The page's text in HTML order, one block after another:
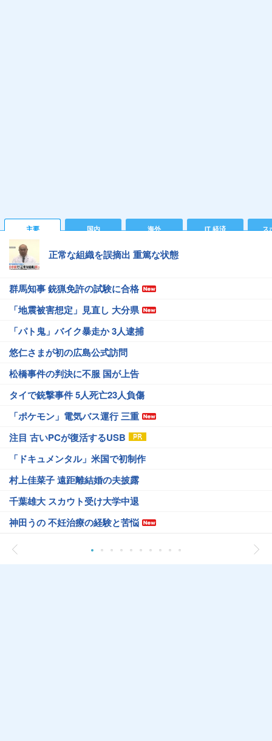
主要 国内 海外 IT 経済 ス
正常な組織を誤摘出 重篤な状態
群馬知事 銃猟免許の試験に合格
「地震被害想定」見直し 大分県
「パト鬼」バイク暴走か 3人逮捕
悠仁さまが初の広島公式訪問
松橋事件の判決に不服 国が上告
タイで銃撃事件 5人死亡23人負傷
「ポケモン」電気バス運行 三重
注目 古いPCが復活するUSB
「ドキュメンタル」米国で初制作
村上佳菜子 遠距離結婚の夫披露
千葉雄大 スカウト受け大学中退
神田うの 不妊治療の経験と苦悩